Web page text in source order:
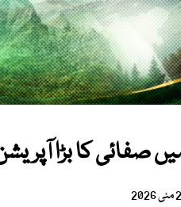
آپریشن، 5 ہزار ٹن سے زائد کچرا ٹھکانے لگا